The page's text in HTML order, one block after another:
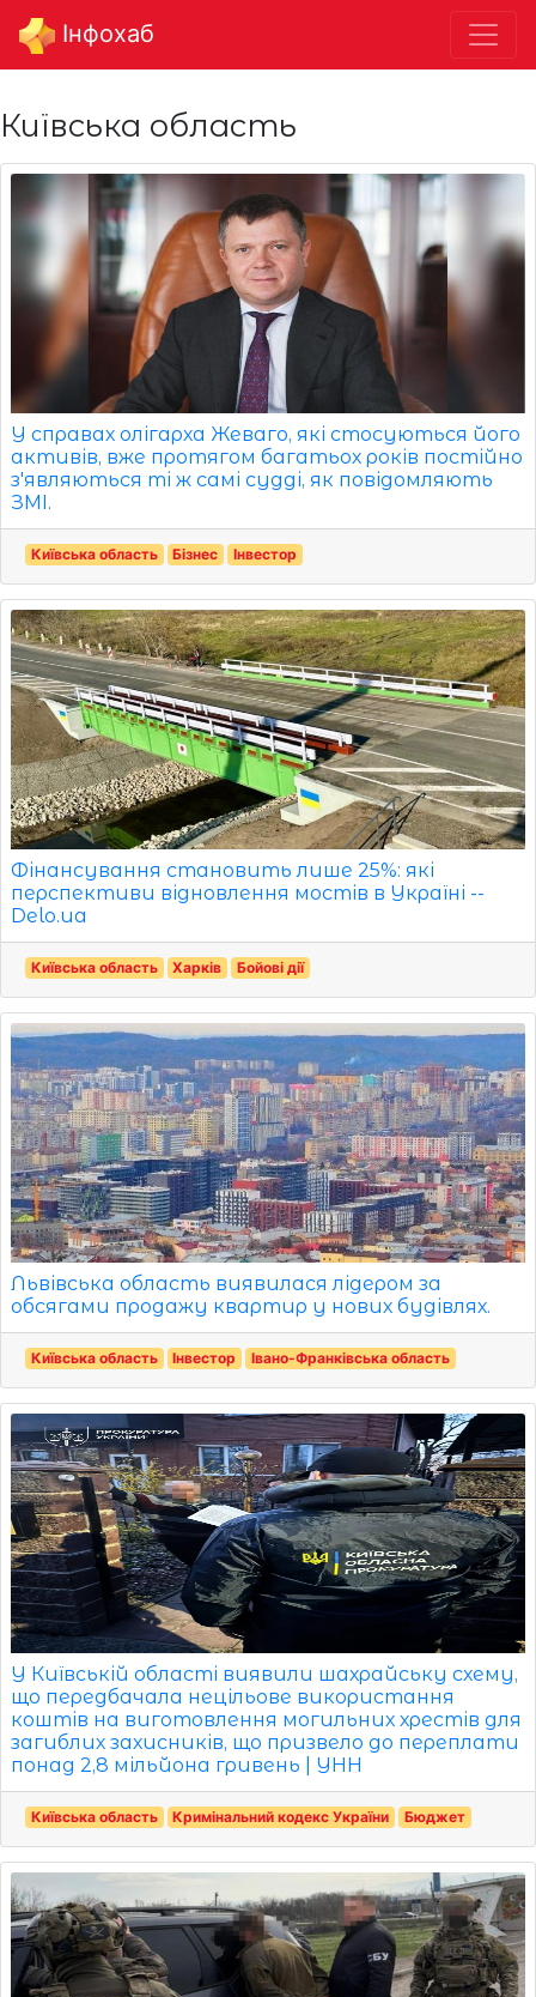
Інфохаб
Київська область
У справах олігарха Жеваго, які стосуються його
активів, вже протягом багатьох років постійно
з'являються ті ж самі судді, як повідомляють
ЗМІ.
Київська область Бізнес Інвестор
Фінансування становить лише 25%: які
перспективи відновлення мостів в Україні --
Delo.ua
Київська область Харків Бойові дії
Львівська область виявилася лідером за
обсягами продажу квартир у нових будівлях.
Київська область Інвестор Івано-Франківська область
У Київській області виявили шахрайську схему,
що передбачала нецільове використання
коштів на виготовлення могильних хрестів для
загиблих захисників, що призвело до переплати
понад 2,8 мільйона гривень | УНН
Київська область Кримінальний кодекс України Бюджет